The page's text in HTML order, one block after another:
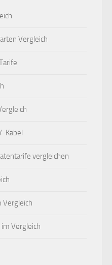
Vergleich
Kabel
vergleichen
Vergleich
Vergleich